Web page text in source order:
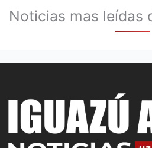
Noticias mas leídas